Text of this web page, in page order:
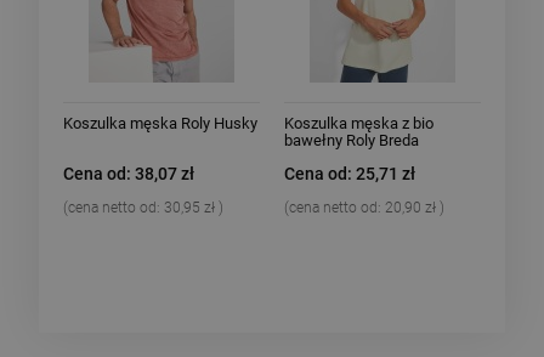
Koszulka męska Roly Husky
Cena od: 38,07 zł
(cena netto od: 30,95 zł )
Koszulka męska z bio
bawełny Roly Breda
Cena od: 25,71 zł
(cena netto od: 20,90 zł )